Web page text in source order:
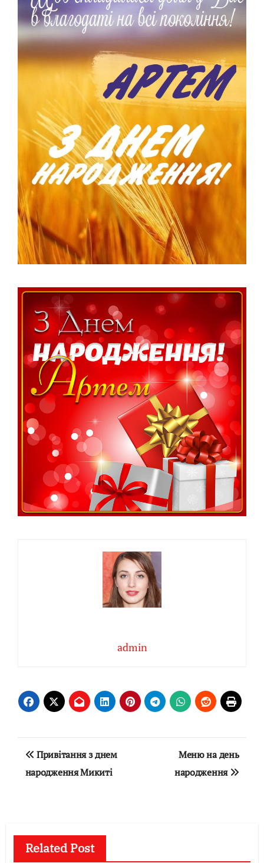
admin
Навігація
записів
Привітання з днем
народження Микиті
Меню на день
народження
Related Post